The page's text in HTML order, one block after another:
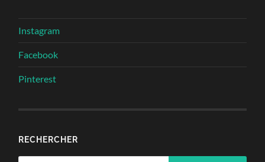
Instagram
Facebook
Pinterest
RECHERCHER